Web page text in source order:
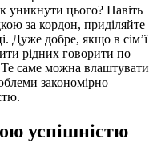
уникнути цього? Навіть
за кордон, приділяйте
Дуже добре, якщо в сім’ї
рідних говорити по
саме можна влаштувати
закономірно
успішністю